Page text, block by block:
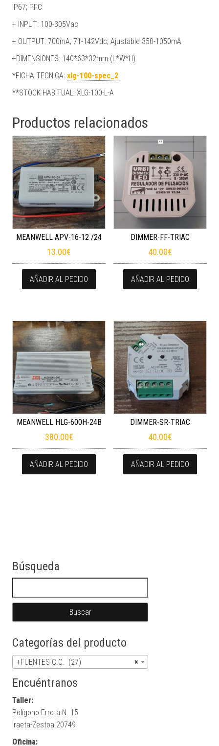
IP67; PFC
+ INPUT: 100-305Vac
+ OUTPUT: 700mA; 71-142Vdc; Ajustable 350-1050mA
+DIMENSIONES: 140*63*32mm (L*W*H)
*FICHA TECNICA: xlg-100-spec_2
**STOCK HABITUAL: XLG-100-L-A
Productos relacionados
MEANWELL APV-16-12 /24
13.00€
AÑADIR AL PEDIDO
DIMMER-FF-TRIAC
40.00€
AÑADIR AL PEDIDO
MEANWELL HLG-600H-24B
380.00€
AÑADIR AL PEDIDO
DIMMER-SR-TRIAC
40.00€
AÑADIR AL PEDIDO
Búsqueda
Categorías del producto
×
+FUENTES C.C. (27)
Encuéntranos
Taller:
Polígono Errota N. 15
Iraeta-Zestoa 20749
Oficina: